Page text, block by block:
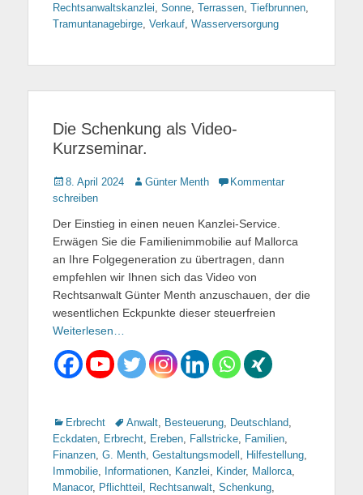
Rechtsanwaltskanzlei, Sonne, Terrassen, Tiefbrunnen,
Tramuntanagebirge, Verkauf, Wasserversorgung
Die Schenkung als Video-
Kurzseminar.
Gepostet
am
8. April 2024 AutorGünter Menth
Kommentar
schreiben
Der Einstieg in einen neuen Kanzlei-Service.
Erwägen Sie die Familienimmobilie auf Mallorca
an Ihre Folgegeneration zu übertragen, dann
empfehlen wir Ihnen sich das Video von
Rechtsanwalt Günter Menth anzuschauen, der die
wesentlichen Eckpunkte dieser steuerfreien
Weiterlesen…
Kategorien
Erbrecht TagsAnwalt, Besteuerung, Deutschland,
Eckdaten, Erbrecht, Ereben, Fallstricke, Familien,
Finanzen, G. Menth, Gestaltungsmodell , Hilfestellung,
Immobilie, Informationen, Kanzlei, Kinder, Mallorca,
Manacor, Pflichtteil , Rechtsanwalt, Schenkung,